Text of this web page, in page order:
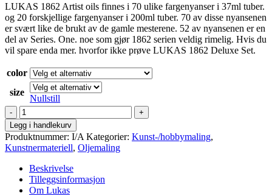
LUKAS 1862 Artist oils finnes i 70 ulike fargenyanser i 37ml tuber.
og 20 forskjellige fargenyanser i 200ml tuber. 70 av disse nyansenen
er svært like de brukt av de gamle mesterene. 52 av nyansenen er en
del av Series. One. noe som gjør 1862 serien veldig rimelig. Hvis du
vil spare enda mer. hvorfor ikke prøve LUKAS 1862 Deluxe Set.
color
size
Nullstill
Lukas
-
1862
oljemaling
mester
gr.2
antall
Legg i handlekurv
Produktnummer: I/A Kategorier: Kunst-/hobbymaling,
Kunstnermateriell, Oljemaling
Beskrivelse
Tilleggsinformasjon
Om Lukas